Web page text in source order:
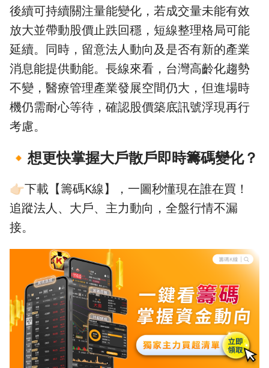
後續可持續關注量能變化，若成交量未能有效
放大並帶動股價止跌回穩，短線整理格局可能
延續。同時，留意法人動向及是否有新的產業
消息能提供動能。長線來看，台灣高齡化趨勢
不變，醫療管理產業發展空間仍大，但進場時
機仍需耐心等待，確認股價築底訊號浮現再行
考慮。
🔸 想更快掌握大戶散戶即時籌碼變化？
👉🏻下載【籌碼K線】，一圖秒懂現在誰在買！
追蹤法人、大戶、主力動向，全盤行情不漏
接。